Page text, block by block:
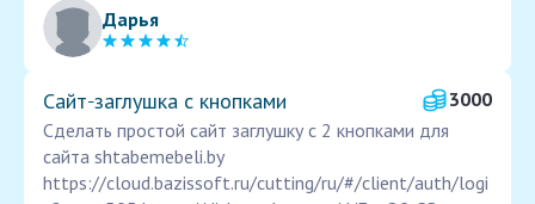
Дарья
Сайт‑заглушка с кнопками
3000
Сделать простой сайт заглушку с 2 кнопками для
сайта shtabemebeli.by
https://cloud.bazissoft.ru/cutting/ru/#/client/auth/logi